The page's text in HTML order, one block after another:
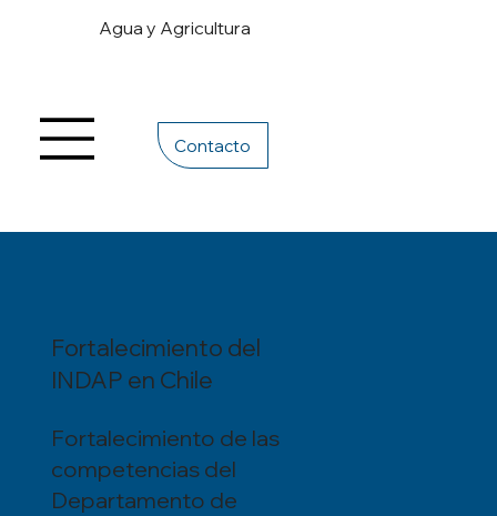
Agua y Agricultura
Contacto
Fortalecimiento del
INDAP en Chile
Fortalecimiento de las
competencias del
Departamento de